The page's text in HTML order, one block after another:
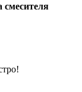
смесителя